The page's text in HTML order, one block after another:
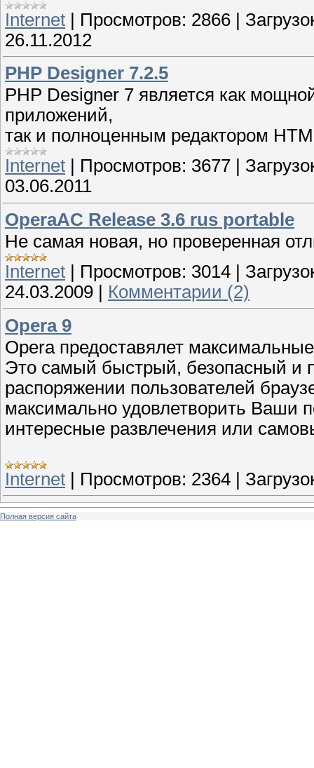
Internet | Просмотров: 2866 |
26.11.2012
PHP Designer 7.2.5
PHP Designer 7 является как
приложений,
так и полноценным редактором
Internet
Просмотров: 3677
03.06.2011
OperaAC Release 3.6 rus portable
Не самая новая, но проверенная
Internet
Просмотров: 3014
24.03.2009
Комментарии (2)
Opera 9
Opera предоставялет
Это самый быстрый, безопасный и
распоряжении пользователей
максимально удовлетворить Ваши
интересные развлечения или
Internet | Просмотров: 2364 |
Полная версия сайта